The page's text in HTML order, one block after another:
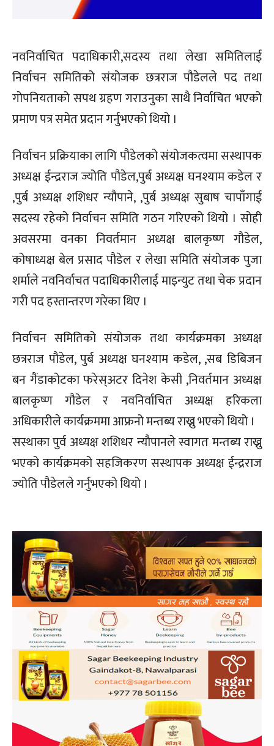
नवनिर्वाचित पदाधिकारी,सदस्य तथा लेखा समितिलाई
निर्वाचन समितिको संयोजक छत्रराज पौडेलले पद तथा
गोपनियताको सपथ ग्रहण गराउनुका साथै निर्वाचित भएको
प्रमाण पत्र समेत प्रदान गर्नुभएको थियो ।
निर्वाचन प्रक्रियाका लागि पौडेलको संयोजकत्वमा सस्थापक
अध्यक्ष ईन्द्रराज ज्योति पौडेल,पुर्ब अध्यक्ष घनश्याम कडेल र
,पुर्ब अध्यक्ष शशिधर न्यौपाने, ,पुर्ब अध्यक्ष सुबाष चापाँगाई
सदस्य रहेको निर्वाचन समिति गठन गरिएको थियो । सोही
अवसरमा वनका निवर्तमान अध्यक्ष बालकृष्ण गौडेल,
कोषाध्यक्ष बेल प्रसाद पौडेल र लेखा समिति संयोजक पुजा
शर्माले नवनिर्वाचत पदाधिकारीलाई माइन्युट तथा चेक प्रदान
गरी पद हस्तान्तरण गरेका थिए ।
निर्वाचन समितिको संयोजक तथा कार्यक्रमका अध्यक्ष
छत्रराज पौडेल, पुर्ब अध्यक्ष घनश्याम कडेल, ,सब डिबिजन
बन गैंडाकोटका फरेस्अटर दिनेश केसी ,निवर्तमान अध्यक्ष
बालकृष्ण गौडेल र नवनिर्वाचित अध्यक्ष हरिकला
अधिकारीले कार्यक्रममा आफ्रनो मन्तब्य राख्नु भएको थियो ।
सस्थाका पुर्व अध्यक्ष शशिधर न्यौपानले स्वागत मन्तब्य राख्नु
भएको कार्यक्रमको सहजिकरण सस्थापक अध्यक्ष ईन्द्रराज
ज्योति पौडेलले गर्नुभएको थियो ।